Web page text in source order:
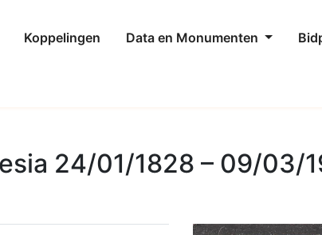
Koppelingen Data en Monumenten
24/01/1828 – 09/03/